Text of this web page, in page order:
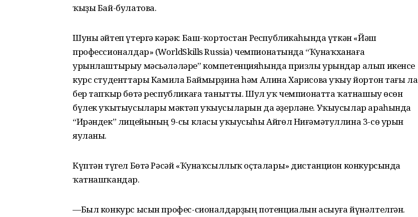
ҡыҙы Бай-булатова.
Шуны әйтеп үтергә кәрәк: Баш-ҡортостан Республикаһында үткән «Йәш
профессионалдар» (WorldSkills Russia) чемпионатында “Ҡунаҡханаға
урынлаштырыу мәсьәләләре” компетенцияһында призлы урындар алып икенсе
курс студенттары Камила Баймырҙина һәм Алина Харисова уҡыу йортон тағы ла
бер тапҡыр бөтә республикаға танытты. Шул уҡ чемпионатта ҡатнашыу өсөн
бүлек уҡытыусылары мәктәп уҡыусыларын да әҙерләне. Уҡыусылар араһында
“Ирәндек” лицейының 9-сы класы уҡыусыһы Айгөл Ниғәмәтуллина 3-сө урын
яуланы.
Күптән түгел Бөтә Рәсәй «Ҡунаҡсыллыҡ оҫталары» дистанцион конкурсында
ҡатнашҡандар.
—Был конкурс ысын профес-сионалдарҙың потенциалын асыуға йүнәлтелгән.